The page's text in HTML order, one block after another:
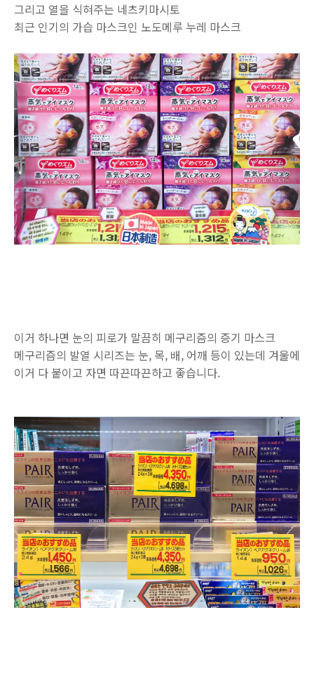
그리고 열을 식혀주는 네츠키마시토
최근 인기의 가습 마스크인 노도메루 누레 마스크
이거 하나면 눈의 피로가 말끔히 메구리즘의 증기 마스크
메구리즘의 발열 시리즈는 눈, 목, 배, 어깨 등이 있는데 겨울에
이거 다 붙이고 자면 따끈따끈하고 좋습니다.